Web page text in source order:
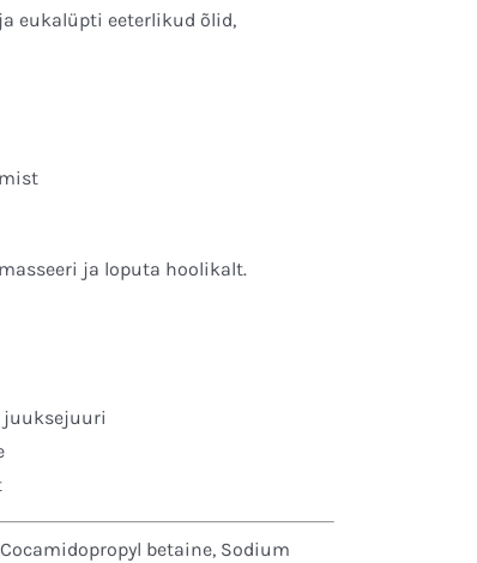
eukalüpti eeterlikud õlid,
ja loputa hoolikalt.
juuksejuuri
betaine, Sodium